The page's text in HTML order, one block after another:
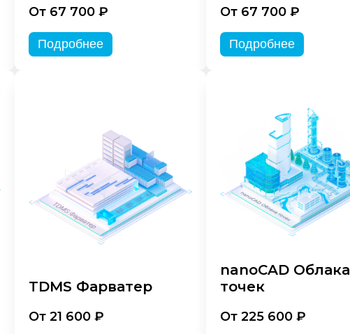
От 67 700 ₽
Подробнее
От 67 700 ₽
Подробнее
TDMS Фарватер
От 21 600 ₽
nanoCAD Облака
точек
От 225 600 ₽